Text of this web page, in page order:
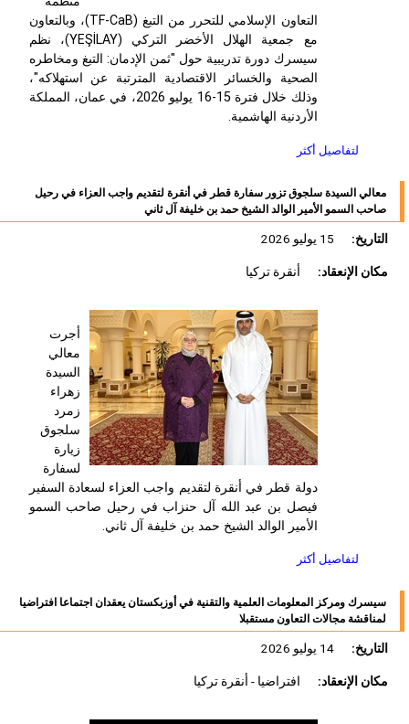
التعاون الإسلامي للتحرر من التبغ (TF-CaB)، وبالتعاون
مع جمعية الهلال الأخضر التركي ( YEŞİLAY)، نظم
سيسرك دورة تدريبية حول "ثمن الإدمان: التبغ ومخاطره
الصحية والخسائر الاقتصادية المترتبة عن استهلاكه"،
وذلك خلال فترة 15-16 يوليو 2026، في عمان، المملكة
الأردنية الهاشمية.
لتفاصيل أكثر
معالي السيدة سلجوق تزور سفارة قطر في أنقرة لتقديم واجب العزاء في رحيل
صاحب السمو الأمير الوالد الشيخ حمد بن خليفة آل ثاني
التاريخ:
مكان الإنعقاد:
أنقرة تركيا
أجرت
معالي
السيدة
زهراء
زمرد
سلجوق
زيارة
لسفارة
دولة قطر في أنقرة لتقديم واجب العزاء لسعادة السفير
فيصل بن عبد الله آل حنزاب في رحيل صاحب السمو
الأمير الوالد الشيخ حمد بن خليفة آل ثاني.
لتفاصيل أكثر
سيسرك ومركز المعلومات العلمية والتقنية في أوزبكستان يعقدان اجتماعا افتراضيا
لمناقشة مجالات التعاون مستقبلا
التاريخ:
14 يوليو 2026
مكان الإنعقاد:
افتراضيا - أنقرة تركيا